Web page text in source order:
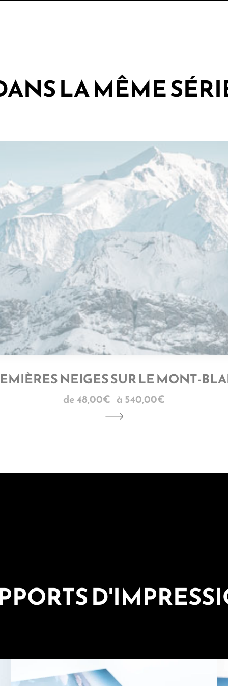
LA MÊME
NEIGES SUR LE MONT-
48,00€ – 540,00€